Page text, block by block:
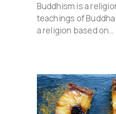
Buddhism is a
teachings of
a religion based on…